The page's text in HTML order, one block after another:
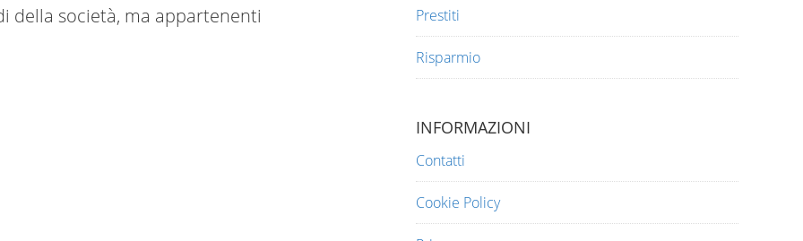
della società, ma appartenenti
Prestiti
Risparmio
INFORMAZIONI
Contatti
Cookie Policy